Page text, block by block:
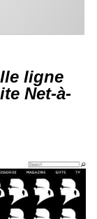
ligne
Net-à-